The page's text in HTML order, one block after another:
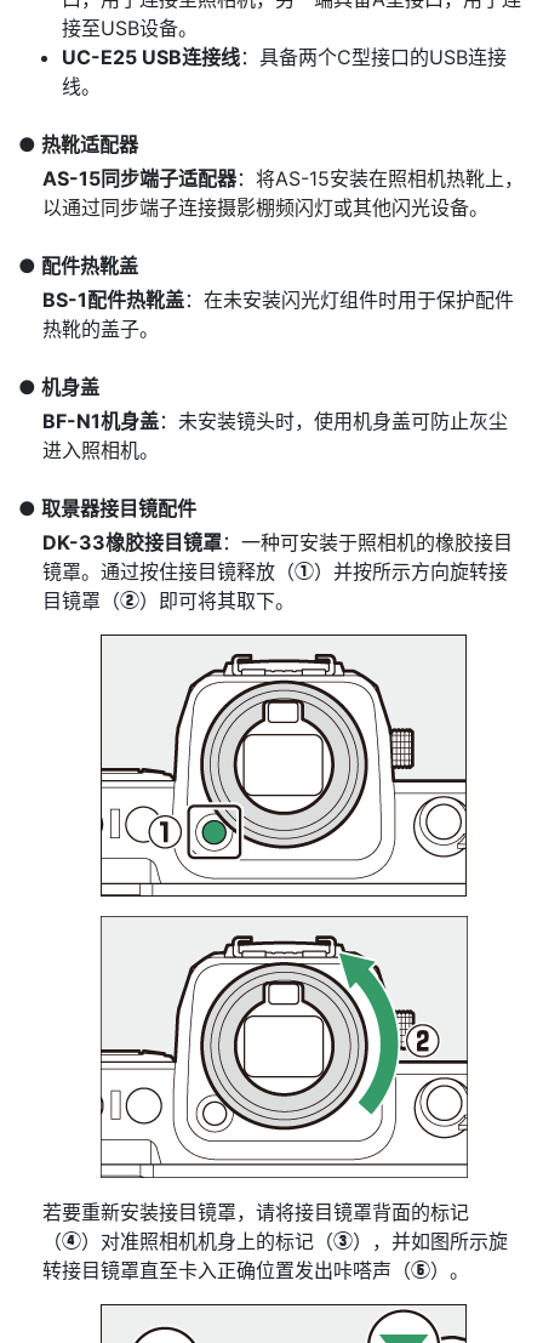
接至USB设备。
UC-E25 USB连接线：具备两个C型接口的USB连接
线。
热靴适配器
AS-15同步端子适配器：将AS-15安装在照相机热靴上，
以通过同步端子连接摄影棚频闪灯或其他闪光设备。
配件热靴盖
BS-1配件热靴盖：在未安装闪光灯组件时用于保护配件
热靴的盖子。
机身盖
BF-N1机身盖：未安装镜头时，使用机身盖可防止灰尘
进入照相机。
取景器接目镜配件
DK-33橡胶接目镜罩：一种可安装于照相机的橡胶接目
镜罩。通过按住接目镜释放（q）并按所示方向旋转接
目镜罩（w）即可将其取下。
若要重新安装接目镜罩，请将接目镜罩背面的标记
（r）对准照相机机身上的标记（e），并如图所示旋
转接目镜罩直至卡入正确位置发出咔嗒声（t）。